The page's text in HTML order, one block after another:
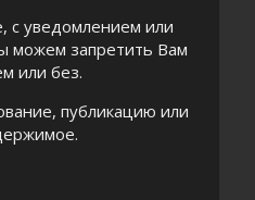
с уведомлением или
можем запретить Вам
или без.
публикацию или